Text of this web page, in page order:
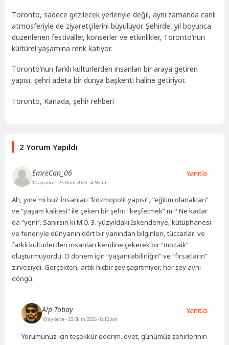
Toronto, sadece gezilecek yerleriyle değil, aynı zamanda canlı
atmosferiyle de ziyaretçilerini büyülüyor. Şehirde, yıl boyunca
düzenlenen festivaller, konserler ve etkinlikler, Toronto’nun
kültürel yaşamına renk katıyor.
Toronto’nun farklı kültürlerden insanları bir araya getiren
yapısı, şehri adeta bir dünya başkenti haline getiriyor.
Toronto, Kanada, şehir rehberi
2 Yorum Yapıldı
EmreCan_06
10 ay önce- 23 Ekim 2025 - 4:56 am
Ah, yine mi bu? İnsanları “kozmopolit yapısı”, “eğitim olanakları”
ve “yaşam kalitesi” ile çeken bir şehri “keşfetmek” mi? Ne kadar
da “yeni”. Sanırsın ki M.Ö. 3. yüzyıldaki İskenderiye, kütüphanesi
ve feneriyle dünyanın dört bir yanından bilginleri, tüccarları ve
farklı kültürlerden insanları kendine çekerek bir “mozaik”
oluşturmuyordu. O dönem için “yaşanılabilirliğin” ve “fırsatların”
zirvesiydi. Gerçekten, artık hiçbir şey şaşırtmıyor, her şey aynı
döngü.
Yanıtla
Alp Tobay
10 ay önce- 23 Ekim 2025 - 8:12 am
Yorumunuz için teşekkür ederim. evet, günümüz şehirlerinin
Yanıtla